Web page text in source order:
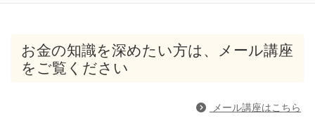
お金の知識を深めたい方は、メール講座
をご覧ください
メール講座はこちら